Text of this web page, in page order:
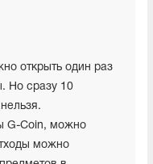
открыть один раз
Но сразу 10
G-Coin, можно
можно